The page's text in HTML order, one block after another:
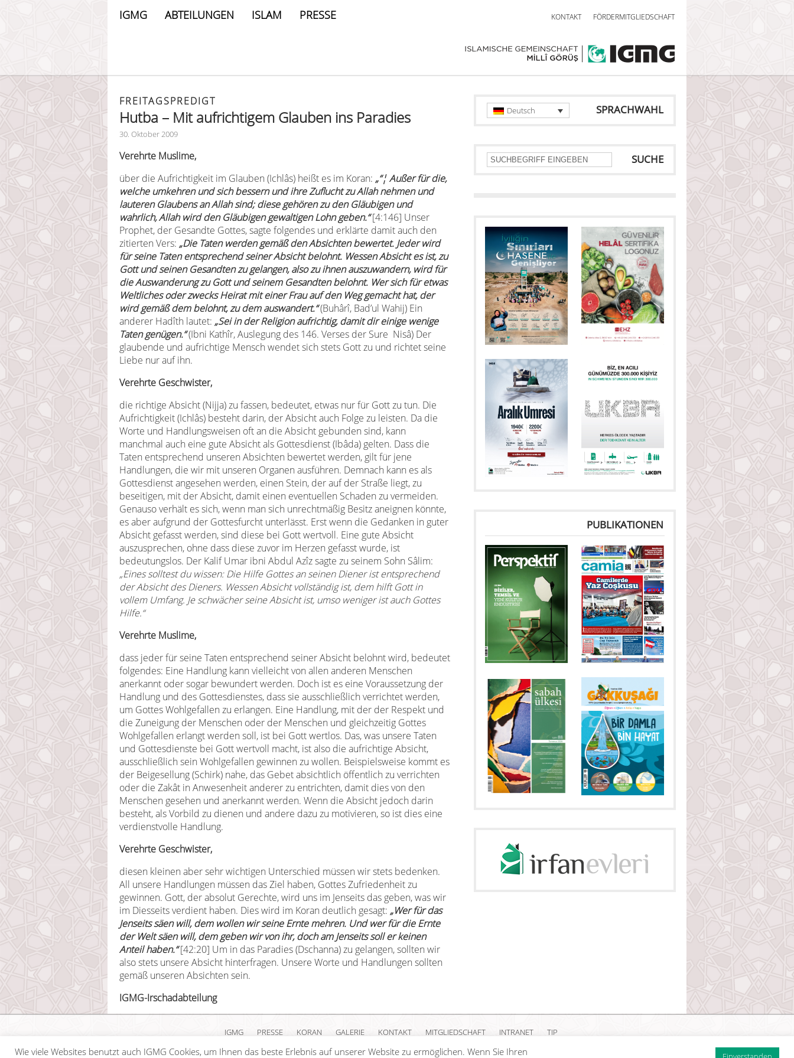
IGMG ABTEILUNGEN ISLAM PRESSE KONTAKT FÖRDERMITGLIEDSCHAFT
FREITAGSPREDIGT
Hutba – Mit aufrichtigem Glauben ins Paradies
30. Oktober 2009
Verehrte Muslime,
über die Aufrichtigkeit im Glauben (Ichlâs) heißt es im Koran: „“¦ Außer für die,
welche umkehren und sich bessern und ihre Zuflucht zu Allah nehmen und
lauteren Glaubens an Allah sind; diese gehören zu den Gläubigen und
wahrlich, Allah wird den Gläubigen gewaltigen Lohn geben.“[4:146] Unser
Prophet, der Gesandte Gottes, sagte folgendes und erklärte damit auch den
zitierten Vers: „Die Taten werden gemäß den Absichten bewertet. Jeder wird
für seine Taten entsprechend seiner Absicht belohnt. Wessen Absicht es ist, zu
Gott und seinen Gesandten zu gelangen, also zu ihnen auszuwandern, wird für
die Auswanderung zu Gott und seinem Gesandten belohnt. Wer sich für etwas
Weltliches oder zwecks Heirat mit einer Frau auf den Weg gemacht hat, der
wird gemäß dem belohnt, zu dem auswandert.“(Buhârî, Bad’ul Wahij) Ein
anderer Hadîth lautet: „Sei in der Religion aufrichtig, damit dir einige wenige
Taten genügen.“(Ibni Kathîr, Auslegung des 146. Verses der Sure Nisâ) Der
glaubende und aufrichtige Mensch wendet sich stets Gott zu und richtet seine
Liebe nur auf ihn.
Verehrte Geschwister,
die richtige Absicht (Nijja) zu fassen, bedeutet, etwas nur für Gott zu tun. Die
Aufrichtigkeit (Ichlâs) besteht darin, der Absicht auch Folge zu leisten. Da die
Worte und Handlungsweisen oft an die Absicht gebunden sind, kann
manchmal auch eine gute Absicht als Gottesdienst (Ibâda) gelten. Dass die
Taten entsprechend unseren Absichten bewertet werden, gilt für jene
Handlungen, die wir mit unseren Organen ausführen. Demnach kann es als
Gottesdienst angesehen werden, einen Stein, der auf der Straße liegt, zu
beseitigen, mit der Absicht, damit einen eventuellen Schaden zu vermeiden.
Genauso verhält es sich, wenn man sich unrechtmäßig Besitz aneignen könnte,
es aber aufgrund der Gottesfurcht unterlässt. Erst wenn die Gedanken in guter
Absicht gefasst werden, sind diese bei Gott wertvoll. Eine gute Absicht
auszusprechen, ohne dass diese zuvor im Herzen gefasst wurde, ist
bedeutungslos. Der Kalif Umar ibni Abdul Azîz sagte zu seinem Sohn Sâlim:
„Eines solltest du wissen: Die Hilfe Gottes an seinen Diener ist entsprechend
der Absicht des Dieners. Wessen Absicht vollständig ist, dem hilft Gott in
vollem Umfang. Je schwächer seine Absicht ist, umso weniger ist auch Gottes
Hilfe.“
Verehrte Muslime,
dass jeder für seine Taten entsprechend seiner Absicht belohnt wird, bedeutet
folgendes: Eine Handlung kann vielleicht von allen anderen Menschen
anerkannt oder sogar bewundert werden. Doch ist es eine Voraussetzung der
Handlung und des Gottesdienstes, dass sie ausschließlich verrichtet werden,
um Gottes Wohlgefallen zu erlangen. Eine Handlung, mit der der Respekt und
die Zuneigung der Menschen oder der Menschen und gleichzeitig Gottes
Wohlgefallen erlangt werden soll, ist bei Gott wertlos. Das, was unsere Taten
und Gottesdienste bei Gott wertvoll macht, ist also die aufrichtige Absicht,
ausschließlich sein Wohlgefallen gewinnen zu wollen. Beispielsweise kommt es
der Beigesellung (Schirk) nahe, das Gebet absichtlich öffentlich zu verrichten
oder die Zakât in Anwesenheit anderer zu entrichten, damit dies von den
Menschen gesehen und anerkannt werden. Wenn die Absicht jedoch darin
besteht, als Vorbild zu dienen und andere dazu zu motivieren, so ist dies eine
verdienstvolle Handlung.
Verehrte Geschwister,
diesen kleinen aber sehr wichtigen Unterschied müssen wir stets bedenken.
All unsere Handlungen müssen das Ziel haben, Gottes Zufriedenheit zu
gewinnen. Gott, der absolut Gerechte, wird uns im Jenseits das geben, was wir
im Diesseits verdient haben. Dies wird im Koran deutlich gesagt: „Wer für das
Jenseits säen will, dem wollen wir seine Ernte mehren. Und wer für die Ernte
der Welt säen will, dem geben wir von ihr, doch am Jenseits soll er keinen
Anteil haben.“ [42:20] Um in das Paradies (Dschanna) zu gelangen, sollten wir
also stets unsere Absicht hinterfragen. Unsere Worte und Handlungen sollten
gemäß unseren Absichten sein.
IGMG-Irschadabteilung
SPRACHWAHL
Deutsch
SUCHE
PUBLIKATIONEN
IGMG PRESSE KORAN GALERIE KONTAKT MITGLIEDSCHAFT INTRANET
TIP
Copyright Islamische Gemeinschaft Millî Görüş e.V. |Impressum |Datenschutzerklärung
Wie viele Websites benutzt auch IGMG Cookies, um Ihnen das beste Erlebnis auf unserer Website zu ermöglichen. Wenn Sie Ihren